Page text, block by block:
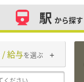
駅 から探す
/ 給与を選ぶ